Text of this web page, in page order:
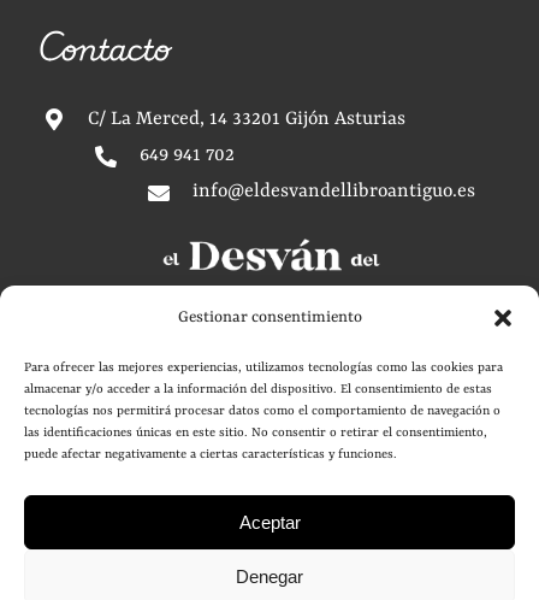
Gestionar consentimiento
Para ofrecer las mejores experiencias, utilizamos tecnologías como las cookies para
almacenar y/o acceder a la información del dispositivo. El consentimiento de estas
tecnologías nos permitirá procesar datos como el comportamiento de navegación o
las identificaciones únicas en este sitio. No consentir o retirar el consentimiento,
puede afectar negativamente a ciertas características y funciones.
Aceptar
Denegar
Contacto
C/ La Merced, 14 33201 Gijón Asturias
649 941 702
info@eldesvandellibroantiguo.es
© Copyright 2025 El Desván del libro antiguo |Aviso legal -
Política de privacidad| Sitio web diseñado por+QueGusto - Tu